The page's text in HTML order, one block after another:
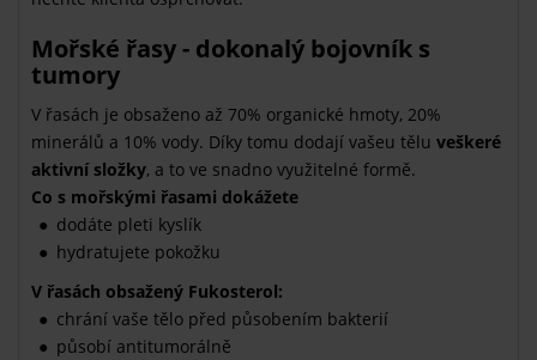
Mořské řasy - dokonalý bojovník s
tumory
V řasách je obsaženo až 70% organické hmoty, 20%
minerálů a 10% vody. Díky tomu dodají vašeu tělu veškeré
aktivní složky, a to ve snadno využitelné formě.
Co s mořskými řasami dokážete
dodáte pleti kyslík
hydratujete pokožku
V řasách obsažený Fukosterol:
chrání vaše tělo před působením bakterií
působí antitumorálně